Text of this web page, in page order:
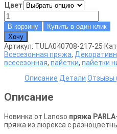
Цвет
Количество
товара
Пряжа
Parla
Lanoso
(Парла
Ланосо)
В корзину
Купить в один клик
Хочу
Артикул: TULA040708-217-25
Всесезонная пряжа,
всесезонная, пайетки, пайетки
Описание Детали Отзывы
Описание
Новинка от Lanoso пряжа PARLA
пряжа из люрекса с